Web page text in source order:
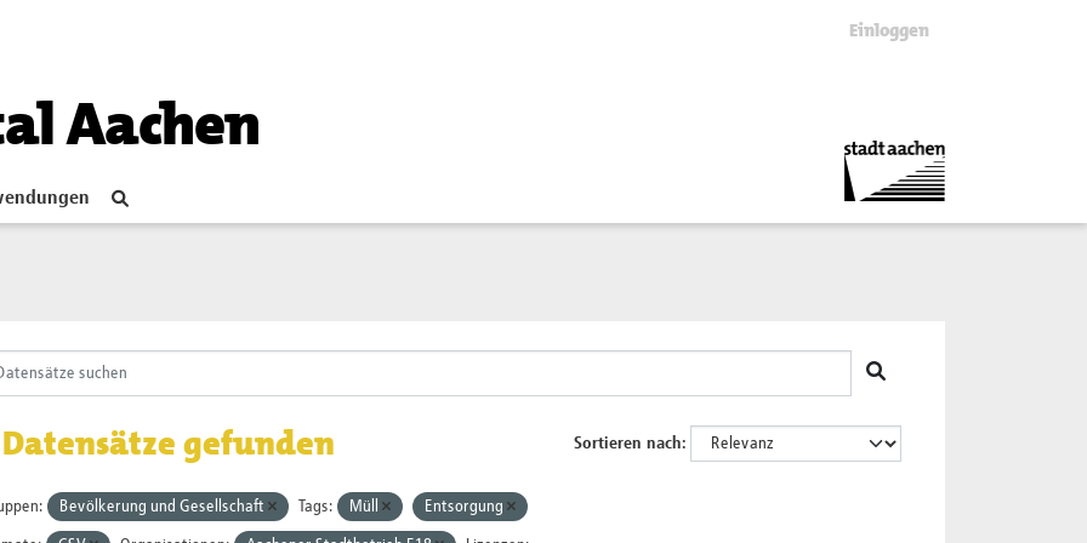
Einloggen
Aachen
Sortieren nach
gefunden
Bevölkerung und Gesellschaft Tags: Müll Entsorgung